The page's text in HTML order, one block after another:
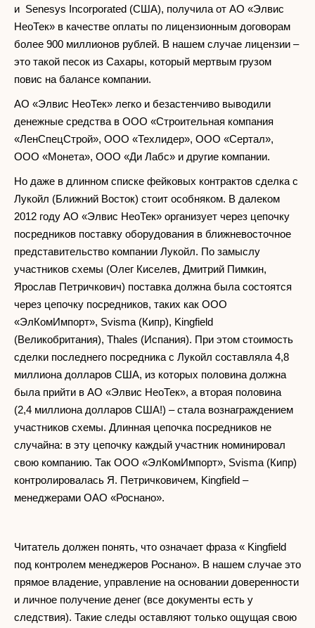
и Senesys Incorporated (США), получила от АО «Элвис
НеоТек» в качестве оплаты по лицензионным договорам
более 900 миллионов рублей. В нашем случае лицензии –
это такой песок из Сахары, который мертвым грузом
повис на балансе компании.
АО «Элвис НеоТек» легко и безастенчиво выводили
денежные средства в ООО «Строительная компания
«ЛенСпецСтрой», ООО «Техлидер», ООО «Сертал»,
ООО «Монета», ООО «Ди Лабс» и другие компании.
Но даже в длинном списке фейковых контрактов сделка с
Лукойл (Ближний Восток) стоит особняком. В далеком
2012 году АО «Элвис НеоТек» организует через цепочку
посредников поставку оборудования в ближневосточное
представительство компании Лукойл. По замыслу
участников схемы (Олег Киселев, Дмитрий Пимкин,
Ярослав Петричкович) поставка должна была состоятся
через цепочку посредников, таких как ООО
«ЭлКомИмпорт», Svisma (Кипр), Kingfield
(Великобритания), Thales (Испания). При этом стоимость
сделки последнего посредника с Лукойл составляла 4,8
миллиона долларов США, из которых половина должна
была прийти в АО «Элвис НеоТек», а вторая половина
(2,4 миллиона долларов США!) – стала вознаграждением
участников схемы. Длинная цепочка посредников не
случайна: в эту цепочку каждый участник номинировал
свою компанию. Так ООО «ЭлКомИмпорт», Svisma (Кипр)
контролировалась Я. Петричковичем, Kingfield –
менеджерами ОАО «Роснано».
Читатель должен понять, что означает фраза « Kingfield
под контролем менеджеров Роснано». В нашем случае это
прямое владение, управление на основании доверенности
и личное получение денег (все документы есть у
следствия). Такие следы оставляют только ощущая свою